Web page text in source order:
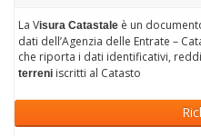
La Visura Catastale è un
dati dell’Agenzia delle Entrate –
che riporta i dati identificativi,
terreni iscritti al Catasto